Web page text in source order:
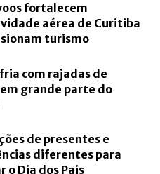
fortalecem
aérea de Curitiba
turismo
com rajadas de
grande parte do
de presentes e
diferentes para
o Dia dos Pais